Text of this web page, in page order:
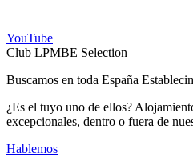
YouTube
Club LPMBE Selection
Buscamos en toda España
¿Es el tuyo uno de ellos?
excepcionales, dentro o fuera de
Hablemos